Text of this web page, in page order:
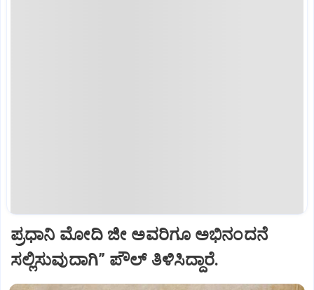
ಪ್ರಧಾನಿ ಮೋದಿ ಜೀ ಅವರಿಗೂ ಅಭಿನಂದನೆ
ಸಲ್ಲಿಸುವುದಾಗಿ” ಪೌಲ್‌ ತಿಳಿಸಿದ್ದಾರೆ.